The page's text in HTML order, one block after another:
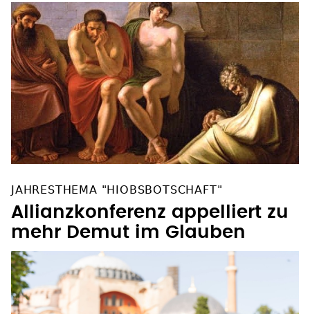
JAHRESTHEMA "HIOBSBOTSCHAFT"
Allianzkonferenz appelliert zu
mehr Demut im Glauben